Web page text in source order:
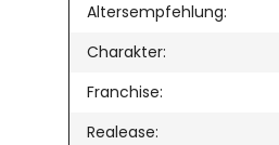
Altersempfehlung:
Charakter:
Franchise:
Realease: